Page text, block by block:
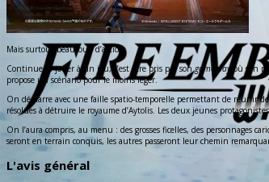
Mais surtout beaucoup d’action.
Continuer à jouer à un jeu, c’est être pris par songameplay où son
propose un scénario pour le moins léger.
On démarre avec une faille spatio-temporelle permettant de réunir
résolues à détruire le royaume d’Aytolis. Les deux jeunes
On l’aura compris, au menu : des grosses ficelles, des personnages
seront en terrain conquis, les autres passeront leur chemin
L'avis général